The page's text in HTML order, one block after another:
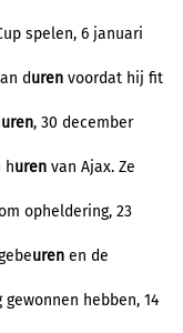
spelen, 6 januari
duren voordat hij fit
uren, 30 december
huren van Ajax. Ze
opheldering, 23
uren en de
hebben, 14